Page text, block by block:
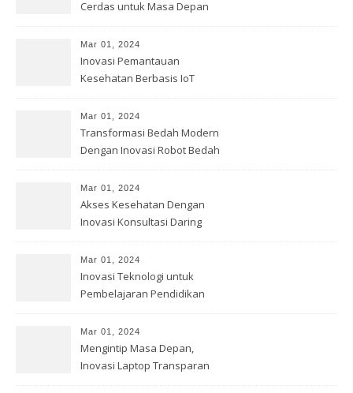
Cerdas untuk Masa Depan
Mar 01, 2024
Inovasi Pemantauan
Kesehatan Berbasis IoT
Mar 01, 2024
Transformasi Bedah Modern
Dengan Inovasi Robot Bedah
Mar 01, 2024
Akses Kesehatan Dengan
Inovasi Konsultasi Daring
Mar 01, 2024
Inovasi Teknologi untuk
Pembelajaran Pendidikan
Mar 01, 2024
Mengintip Masa Depan,
Inovasi Laptop Transparan